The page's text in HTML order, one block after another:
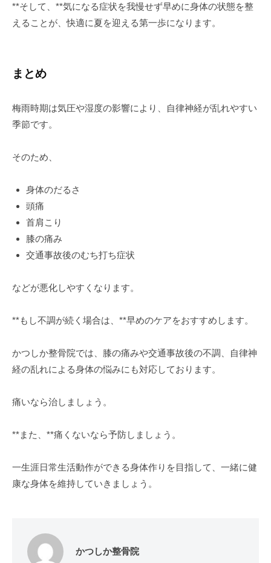
**そして、**気になる症状を我慢せず早めに身体の状態を整
えることが、快適に夏を迎える第一歩になります。
まとめ
梅雨時期は気圧や湿度の影響により、自律神経が乱れやすい
季節です。
そのため、
身体のだるさ
頭痛
首肩こり
膝の痛み
交通事故後のむち打ち症状
などが悪化しやすくなります。
**もし不調が続く場合は、**早めのケアをおすすめします。
かつしか整骨院では、膝の痛みや交通事故後の不調、自律神
経の乱れによる身体の悩みにも対応しております。
痛いなら治しましょう。
**また、**痛くないなら予防しましょう。
一生涯日常生活動作ができる身体作りを目指して、一緒に健
康な身体を維持していきましょう。
かつしか整骨院